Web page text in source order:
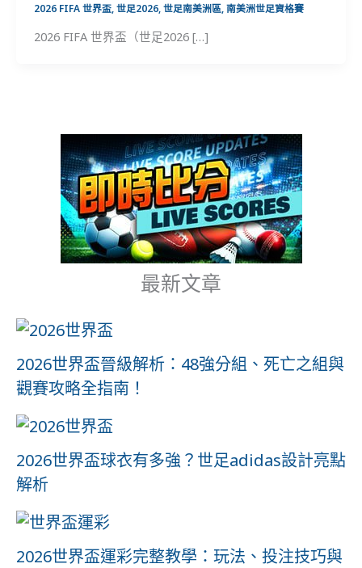
2026 FIFA 世界盃, 世足2026, 世足南美洲區, 南美洲世足資格賽
2026 FIFA 世界盃（世足2026 […]
最新文章
2026世界盃晉級解析：48強分組、死亡之組與
觀賽攻略全指南！
2026世界盃球衣有多強？世足adidas設計亮點
解析
2026世界盃運彩完整教學：玩法、投注技巧與